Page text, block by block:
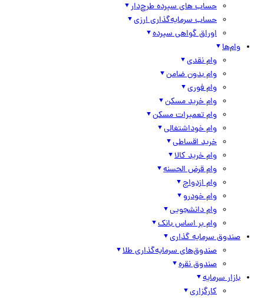
حساب های سپرده طرح‌دار
حساب سرمایه‌گذاری ارزی
اوراق گواهی سپرده
وام‌ها
وام نقدی
وام بدون ضامن
وام فوری
وام خرید مسکن
وام تعمیرات مسکن
وام خوداشتغالی
خرید اقساطی
وام خرید کالا
وام قرض الحسنه
وام ازدواج
وام خودرو
وام دانشجویی
وام بر اساس بانک
صندوق سرمایه گذاری
صندوق‌های سرمایه‌گذاری طلا
صندوق نقره
بازار سرمایه
کارگزاری